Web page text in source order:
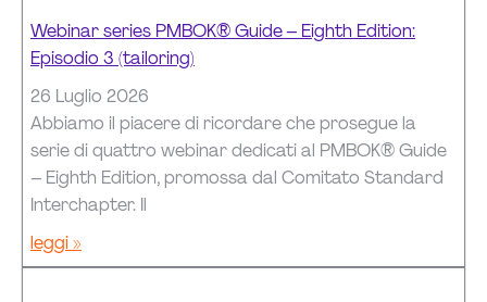
Webinar series PMBOK® Guide – Eighth Edition:
Episodio 3 (tailoring)
26 Luglio 2026
Abbiamo il piacere di ricordare che prosegue la
serie di quattro webinar dedicati al PMBOK® Guide
– Eighth Edition, promossa dal Comitato Standard
Interchapter. Il
leggi »